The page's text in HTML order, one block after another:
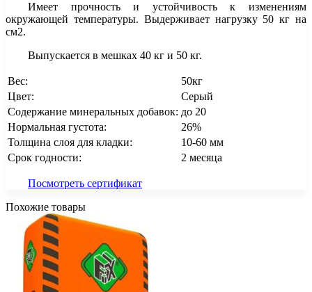
Имеет прочность и устойчивость к изменениям
окружающей температуры. Выдерживает нагрузку 50 кг на
см2.
Выпускается в мешках 40 кг и 50 кг.
Вес:
50кг
Цвет:
Серый
Содержание минеральных добавок: до 20
Нормальная густота:
26%
Толщина слоя для кладки:
10-60 мм
Срок годности:
2 месяца
Посмотреть сертификат
Похожие товары